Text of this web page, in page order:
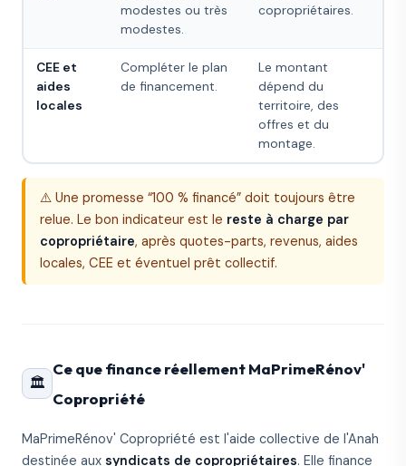
modestes ou très
modestes.
copropriétaires.
CEE et
aides
locales
Compléter le plan
de financement.
Le montant
dépend du
territoire, des
offres et du
montage.
⚠️ Une promesse “100 % financé” doit toujours être
relue. Le bon indicateur est le reste à charge par
copropriétaire, après quotes-parts, revenus, aides
locales, CEE et éventuel prêt collectif.
🏛️
Ce que finance réellement MaPrimeRénov'
Copropriété
MaPrimeRénov' Copropriété est l'aide collective de l'Anah
destinée aux syndicats de copropriétaires. Elle finance